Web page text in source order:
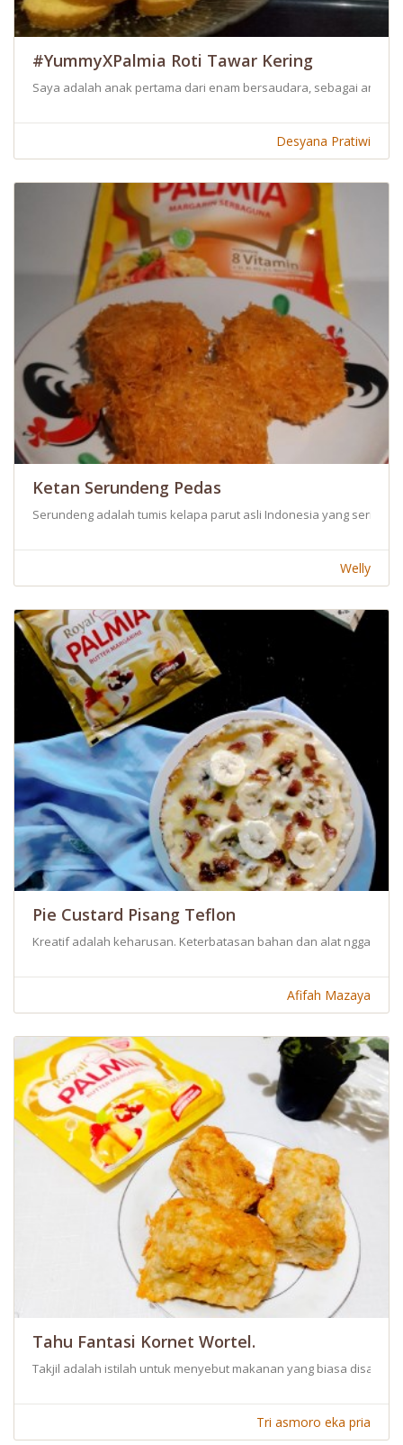
#YummyXPalmia Roti Tawar Kering
Saya adalah anak pertama dari enam bersaudara, sebagai anak
Desyana Pratiwi
Ketan Serundeng Pedas
Serundeng adalah tumis kelapa parut asli Indonesia yang
Welly
Pie Custard Pisang Teflon
Kreatif adalah keharusan. Keterbatasan bahan dan alat nggak
Afifah Mazaya
Tahu Fantasi Kornet Wortel.
Takjil adalah istilah untuk menyebut makanan yang biasa
Tri asmoro eka pria